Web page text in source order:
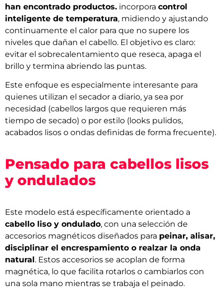
han encontrado productos. incorpora control
inteligente de temperatura, midiendo y ajustando
continuamente el calor para que no supere los
niveles que dañan el cabello. El objetivo es claro:
evitar el sobrecalentamiento que reseca, apaga el
brillo y termina abriendo las puntas.
Este enfoque es especialmente interesante para
quienes utilizan el secador a diario, ya sea por
necesidad (cabellos largos que requieren más
tiempo de secado) o por estilo (looks pulidos,
acabados lisos o ondas definidas de forma frecuente).
Pensado para cabellos lisos
y ondulados
Este modelo está específicamente orientado a
cabello liso y ondulado, con una selección de
accesorios magnéticos diseñados para peinar, alisar,
disciplinar el encrespamiento o realzar la onda
natural. Estos accesorios se acoplan de forma
magnética, lo que facilita rotarlos o cambiarlos con
una sola mano mientras se trabaja el peinado.